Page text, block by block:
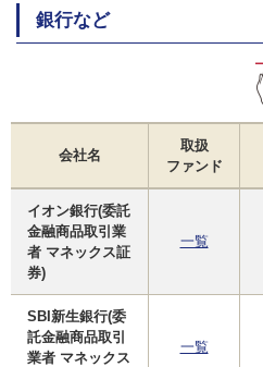
銀行など
会社名
取扱
ファンド
イオン銀行(委託
金融商品取引業
者 マネックス証
券)
一覧
SBI新生銀行(委
託金融商品取引
業者 マネックス
一覧